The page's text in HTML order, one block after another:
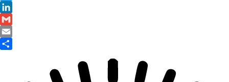
Twitter
LinkedIn
Gmail
Email